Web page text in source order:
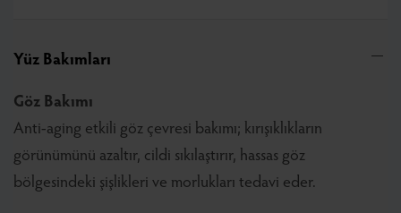
Yüz Bakımları
Göz Bakımı
Anti-aging etkili göz çevresi bakımı; kırışıklıkların
görünümünü azaltır, cildi sıkılaştırır, hassas göz
bölgesindeki şişlikleri ve morlukları tedavi eder.